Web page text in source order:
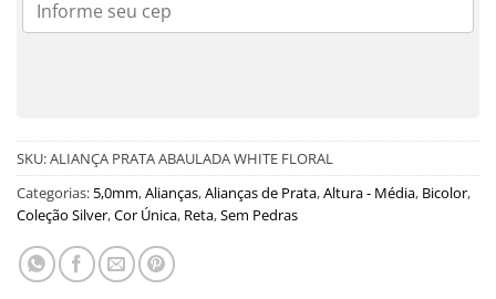
SKU:ALIANÇA PRATA ABAULADA WHITE FLORAL
Categorias: 5,0mm,Alianças,Alianças de Prata,Altura - Média, Bicolor,
Coleção Silver,Cor Única, Reta,Sem Pedras